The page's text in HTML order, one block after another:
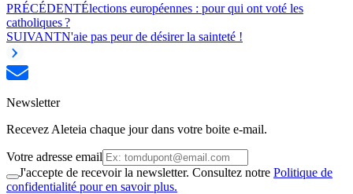
PRÉCÉDENTÉlections européennes : pour qui ont voté les
catholiques ?
SUIVANTN'aie pas peur de désirer la sainteté !
Newsletter
Recevez Aleteia chaque jour dans votre boite e-mail.
Votre adresse email
J'accepte de recevoir la newsletter. Consultez notre Politique de
confidentialité pour en savoir plus.